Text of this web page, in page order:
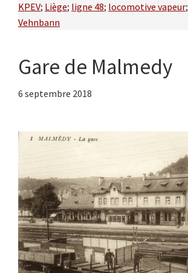
KPEV; Liège; ligne 48; locomotive vapeur;
Vehnbann
Gare de Malmedy
6 septembre 2018